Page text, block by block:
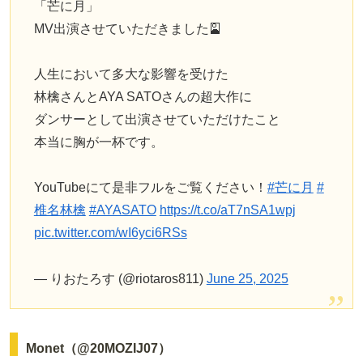
「芒に月」
MV出演させていただきました🎴
人生において多大な影響を受けた
林檎さんとAYA SATOさんの超大作に
ダンサーとして出演させていただけたこと
本当に胸が一杯です。
YouTubeにて是非フルをご覧ください！ #芒に月 #
椎名林檎 #AYASATO https://t.co/aT7nSA1wpj
pic.twitter.com/wI6yci6RSs
— りおたろす (@riotaros811) June 25, 2025
Monet（@20MOZIJ07）